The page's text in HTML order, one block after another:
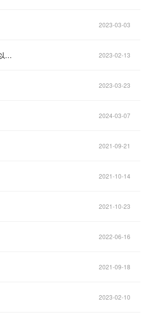
2023-03-03
隐私DeFi项目Offshift主网将于3月首周上线，XFT Token合约将重新部署至以太坊 2023-02-13
2023-03-23
2024-03-07
2021-09-21
2021-10-14
2021-10-23
2022-06-16
2021-09-18
2023-02-10